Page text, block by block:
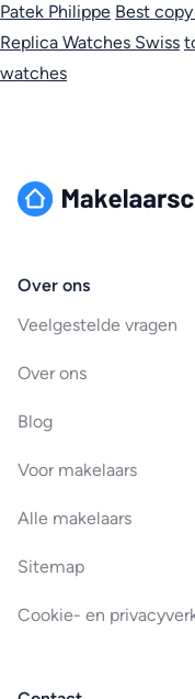
Patek Philippe Best
Replica Watches Swiss
watches
Over ons
Veelgestelde vragen
Over ons
Blog
Voor makelaars
Alle makelaars
Sitemap
Cookie- en